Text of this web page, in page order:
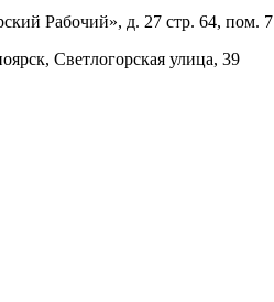
Рабочий», д. 27 стр. 64, пом. 7
Светлогорская улица, 39